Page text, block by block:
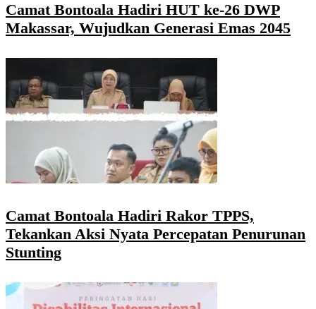
Camat Bontoala Hadiri HUT ke-26 DWP
Makassar, Wujudkan Generasi Emas 2045
Camat Bontoala Hadiri Rakor TPPS,
Tekankan Aksi Nyata Percepatan Penurunan
Stunting